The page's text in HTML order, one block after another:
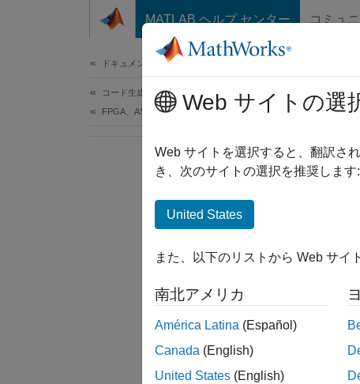
コンテンツへスキップ
MATLAB ヘルプ センター コミュ
ドキュメンテーションのホーム
コード生成
FPGA、ASIC、および SoC 開発Web サイトの選
Web サイトを選択すると、翻訳さ
き、次のサイトの選択を推奨します:
United States
また、以下のリストから Web サイ
南北アメリカ
América Latina (Español)
Canada (English)
United States (English)